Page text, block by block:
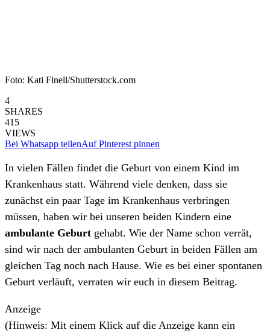
Foto: Kati Finell/Shutterstock.com
4
SHARES
415
VIEWS
Bei Whatsapp teilenAuf Pinterest pinnen
In vielen Fällen findet die Geburt von einem Kind im
Krankenhaus statt. Während viele denken, dass sie
zunächst ein paar Tage im Krankenhaus verbringen
müssen, haben wir bei unseren beiden Kindern eine
ambulante Geburt gehabt. Wie der Name schon verrät,
sind wir nach der ambulanten Geburt in beiden Fällen am
gleichen Tag noch nach Hause. Wie es bei einer spontanen
Geburt verläuft, verraten wir euch in diesem Beitrag.
Anzeige
(Hinweis: Mit einem Klick auf die Anzeige kann ein